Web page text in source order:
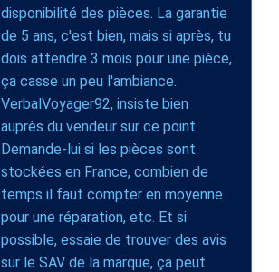
disponibilité des pièces. La garantie
de 5 ans, c'est bien, mais si après, tu
dois attendre 3 mois pour une pièce,
ça casse un peu l'ambiance.
VerbalVoyager92, insiste bien
auprès du vendeur sur ce point.
Demande-lui si les pièces sont
stockées en France, combien de
temps il faut compter en moyenne
pour une réparation, etc. Et si
possible, essaie de trouver des avis
sur le SAV de la marque, ça peut